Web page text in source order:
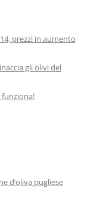
prezzi in aumento
gli olivi del
funziona!
d’oliva pugliese